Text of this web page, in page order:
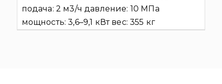
подача: 2 м3/ч давление: 10 МПа
мощность: 3,6–9,1 кВтвес: 355 кг